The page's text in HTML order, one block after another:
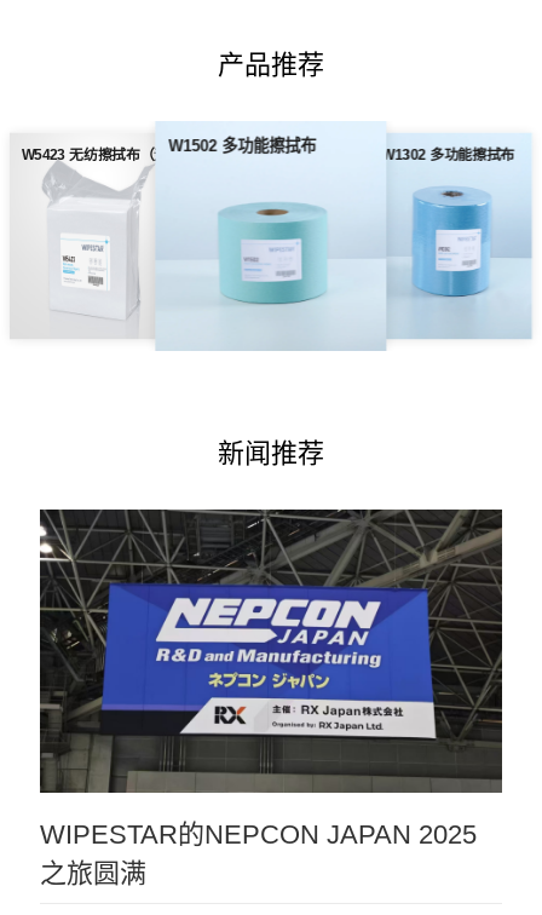
产品推荐
W5423 无纺擦拭布（无尘纸）W1502 多功能擦拭布 W1302 多功能擦拭布
新闻推荐
WIPESTAR的NEPCON JAPAN 2025
之旅圆满